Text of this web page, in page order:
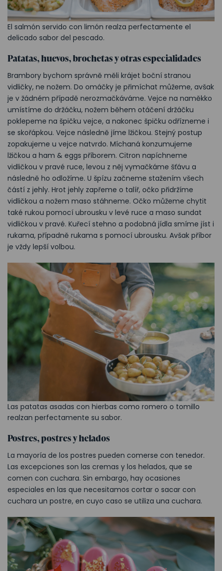
El salmón servido con limón realza perfectamente el
delicado sabor del pescado.
Patatas, huevos, brochetas y otras especialidades
Brambory bychom správně měli krájet boční stranou
vidličky, ne nožem. Do omáčky je přimíchat můžeme, avšak
je v žádném případě nerozmačkáváme. Vejce na naměkko
umístíme do držáčku, nožem během otáčení držáčku
poklepeme na špičku vejce, a nakonec špičku odřízneme i
se skořápkou. Vejce následně jíme lžičkou. Stejný postup
zopakujeme u vejce natvrdo. Míchaná konzumujeme
lžičkou a ham & eggs příborem. Citron napíchneme
vidličkou v pravé ruce, levou z něj vymačkáme šťávu a
následně ho odložíme. U špízu začneme stažením všech
částí z jehly. Hrot jehly zapřeme o talíř, očko přidržíme
vidličkou a nožem maso stáhneme. Očko můžeme chytit
také rukou pomocí ubrousku v levé ruce a maso sundat
vidličkou v pravé. Kuřecí stehno a podobná jídla smíme jíst i
rukama, případně rukama s pomocí ubrousku. Avšak příbor
je vždy lepší volbou.
Las patatas asadas con hierbas como romero o tomillo
realzan perfectamente su sabor.
Postres, postres y helados
La mayoría de los postres pueden comerse con tenedor.
Las excepciones son las cremas y los helados, que se
comen con cuchara. Sin embargo, hay ocasiones
especiales en las que necesitamos cortar o sacar con
cuchara un postre, en cuyo caso se utiliza una cuchara.